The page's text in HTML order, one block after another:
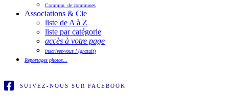
Commun. de communes
Associations & Cie
liste de A à Z
liste par catégorie
accès à votre page
inscrivez-vous ! (gratuit)
Reportages photos...
SUIVEZ-NOUS SUR FACEBOOK